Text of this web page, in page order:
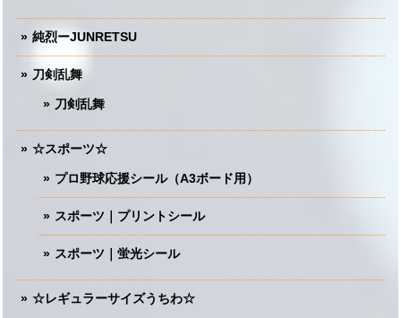
純烈ーJUNRETSU
刀剣乱舞
刀剣乱舞
☆スポーツ☆
プロ野球応援シール（A3ボード用）
スポーツ｜プリントシール
スポーツ｜蛍光シール
☆レギュラーサイズうちわ☆